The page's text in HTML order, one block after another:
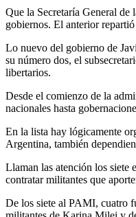
Que la Secretaría General de
gobiernos. El anterior
Lo nuevo del gobierno de
su número dos, el
libertarios.
Desde el comienzo de la
nacionales hasta
En la lista hay lógicamente
Argentina, también
Llaman las atención los siete
contratar militantes que
De los siete al PAMI, cuatro